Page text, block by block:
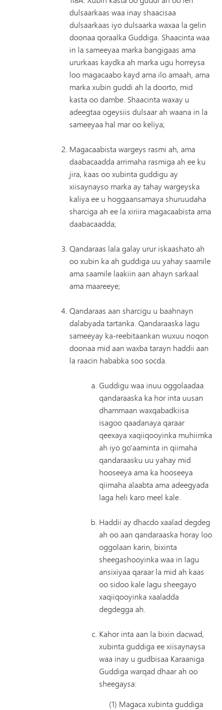
dulsaarkaas waa inay shaacisaa
dulsaarkaas iyo dulsaarka waxaa la gelin
doonaa qoraalka Guddiga. Shaacinta waa
in la sameeyaa marka bangigaas ama
ururkaas kaydka ah marka ugu horreysa
loo magacaabo kayd ama ilo amaah, ama
marka xubin guddi ah la doorto, mid
kasta oo dambe. Shaacinta waxay u
adeegtaa ogeysiis dulsaar ah waana in la
sameeyaa hal mar oo keliya;
Magacaabista wargeys rasmi ah, ama
daabacaadda arrimaha rasmiga ah ee ku
jira, kaas oo xubinta guddigu ay
xiisaynayso marka ay tahay wargeyska
kaliya ee u hoggaansamaya shuruudaha
sharciga ah ee la xiriira magacaabista ama
daabacaadda;
Qandaraas lala galay urur iskaashato ah
oo xubin ka ah guddiga uu yahay saamile
ama saamile laakiin aan ahayn sarkaal
ama maareeye;
Qandaraas aan sharcigu u baahnayn
dalabyada tartanka. Qandaraaska lagu
sameeyay ka-reebitaankan wuxuu noqon
doonaa mid aan waxba tarayn haddii aan
la raacin hababka soo socda.
Guddigu waa inuu oggolaadaa
qandaraaska ka hor inta uusan
dhammaan waxqabadkiisa
isagoo qaadanaya qaraar
qeexaya xaqiiqooyinka muhiimka
ah iyo go'aaminta in qiimaha
qandaraasku uu yahay mid
hooseeya ama ka hooseeya
qiimaha alaabta ama adeegyada
laga heli karo meel kale.
Haddii ay dhacdo xaalad degdeg
ah oo aan qandaraaska horay loo
oggolaan karin, bixinta
sheegashooyinka waa in lagu
ansixiyaa qaraar la mid ah kaas
oo sidoo kale lagu sheegayo
xaqiiqooyinka xaaladda
degdegga ah.
Kahor inta aan la bixin dacwad,
xubinta guddiga ee xiisaynaysa
waa inay u gudbisaa Karaaniga
Guddiga warqad dhaar ah oo
sheegaysa:
(1) Magaca xubinta guddiga